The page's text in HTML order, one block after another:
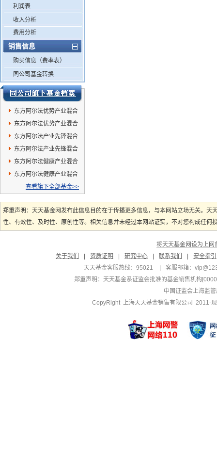
利润表
收入分析
费用分析
销售信息
购买信息（费率表）
同公司基金转换
东方阿尔法优势产业混合
A
东方阿尔法优势产业混合
C
东方阿尔法产业先锋混合
C
东方阿尔法产业先锋混合
A
东方阿尔法健康产业混合
发起C
东方阿尔法健康产业混合
发起A查看旗下全部基金>>
郑重声明：天天基金网发布此信息目的在于传播更多信息，与本网站立场无关。
性、有效性、及时性、原创性等。相关信息并未经过本网站证实，不对您构成任
将天天基金网设为上网
关于我们
资质证明 研究中心 联系我们
安全指引
天天基金客服热线：95021
客服邮箱：
郑重声明：天天基金系证监会批准的基金销售机构
中国证监会上海监
CopyRight 上海天天基金销售有限公司 2011-